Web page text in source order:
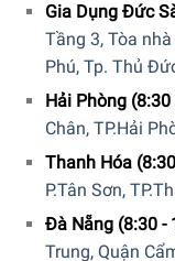
Robot Hút Bụi Lau
Gia Dụng Đức
Tầng 3, Tòa nhà
Phú, Tp. Thủ
Hải Phòng (8:30
Chân, TP.Hải
Thanh Hóa
P.Tân Sơn,
Đà Nẵng (8:30 -
Trung, Quận